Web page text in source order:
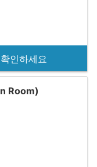
인하세요
Room)